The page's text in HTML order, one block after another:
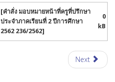
[คำสั่ง มอบหมายหน้าที่ครูที่ปรึกษา
ประจำภาคเรียนที่ 2 ปีการศึกษา
2562 236/2562]
0
kB
Next